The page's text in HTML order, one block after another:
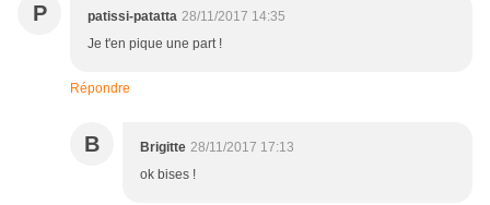
P patissi-patatta 28/11/2017 14:35
Je t'en pique une part !
Répondre
B Brigitte 28/11/2017 17:13
ok bises !